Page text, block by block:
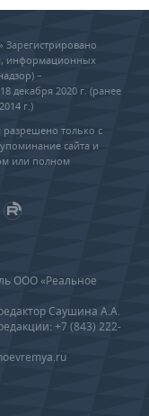
Зарегистрировано
информационных
–
декабря 2020 г. (ранее
г.)
только с
сайта и
или полном
ООО «Реальное
Саушина А.А.
+7 (843) 222-